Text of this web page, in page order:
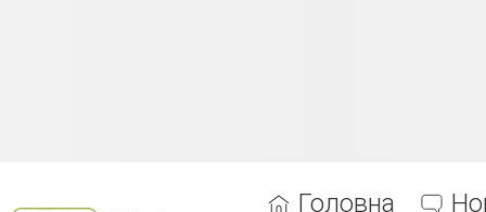
Головна